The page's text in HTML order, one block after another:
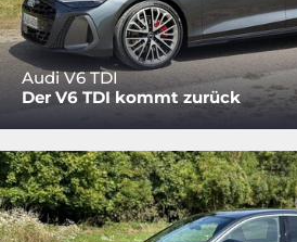
Audi V6 TDI
Der V6 TDI kommt zurück